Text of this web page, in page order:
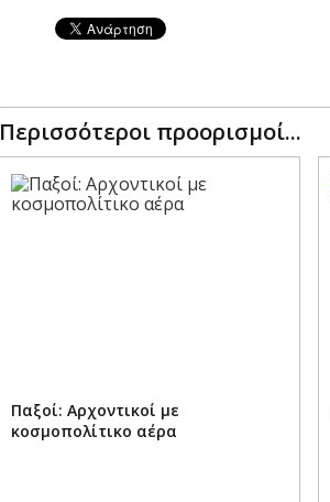
Περισσότεροι προορισμοί...
Παξοί: Αρχοντικοί με
κοσμοπολίτικο αέρα